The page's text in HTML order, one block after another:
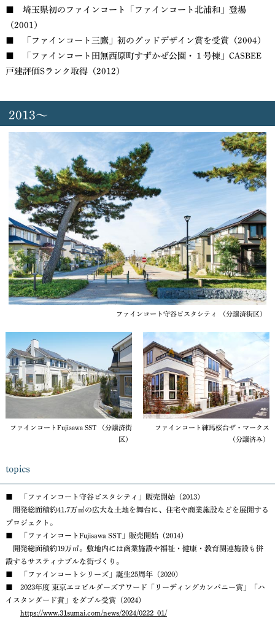
■ 埼玉県初のファインコート「ファインコート北浦和」登場
（2001）
■ 「ファインコート三鷹」初のグッドデザイン賞を受賞（2004）
■ 「ファインコート田無西原町すずかぜ公園・１号棟」CASBEE
戸建評価Sランク取得（2012）
2013～
ファインコート守谷ビスタシティ （分譲済街区）
ファインコートFujisawa SST （分譲済街
区）
ファインコート練馬桜台ザ・マークス
（分譲済み）
topics
■ 「ファインコート守谷ビスタシティ」販売開始（2013）
開発総面積約41.7万㎡の広大な土地を舞台に、住宅や商業施設などを展開する
プロジェクト。
■ 「ファインコートFujisawa SST」販売開始（2014）
開発総面積約19万㎡。敷地内には商業施設や福祉・健康・教育関連施設も併
設するサスティナブルな街づくり。
■ 「ファインコートシリーズ」誕生25周年（2020）
■ 2023年度 東京エコビルダーズアワード「リーディングカンパニー賞」「ハ
イスタンダード賞」をダブル受賞（2024）
https://www.31sumai.com/news/2024/0222_01/